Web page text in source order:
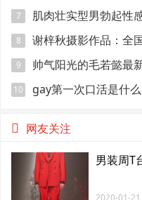
7 肌肉壮实型男勃起性
8 谢梓秋摄影作品：全
9 帅气阳光的毛若懿最
10 gay第一次口活是什
网友关注
男装周T
2020-01-